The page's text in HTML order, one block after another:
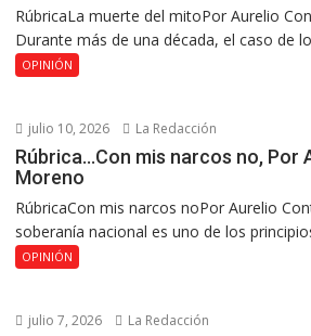
RúbricaLa muerte del mitoPor Aurelio
Durante más de una década, el caso de
OPINIÓN
julio 10, 2026 La Redacción
Rúbrica…Con mis narcos no, Por
Moreno
RúbricaCon mis narcos noPor Aurelio
soberanía nacional es uno de los
OPINIÓN
julio 7, 2026 La Redacción